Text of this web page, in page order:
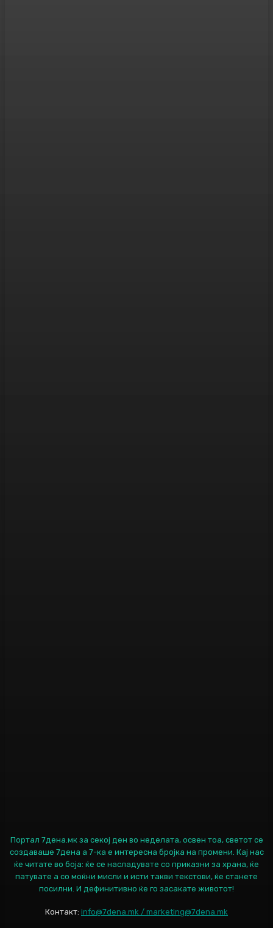
Портал 7дена.мк за секој ден во неделата, освен тоа, светот се
создаваше 7дена а 7-ка е интересна бројка на промени. Кај нас
ќе читате во боја: ќе се насладувате со приказни за храна, ќе
патувате а со моќни мисли и исти такви текстови, ќе станете
посилни. И дефинитивно ќе го засакате животот!
Контакт: info@7dena.mk / marketing@7dena.mk